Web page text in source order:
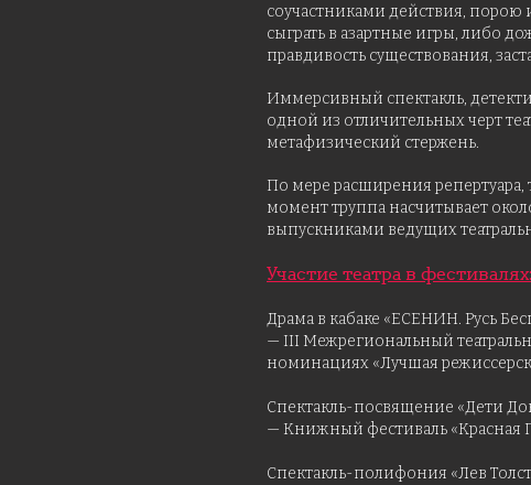
соучастниками действия, порою
сыграть в азартные игры, либо
правдивость существования,
Иммерсивный спектакль,
одной из отличительных черт
метафизический стержень.
По мере расширения
момент труппа насчитывает
выпускниками ведущих
Участие театра в фестивалях:
Драма в кабаке «ЕСЕНИН. Русь
— III Межрегиональный
номинациях «Лучшая
Спектакль-посвящение «Дети
— Книжный фестиваль «Красная
Спектакль-полифония «Лев